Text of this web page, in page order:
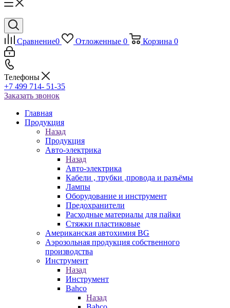
Сравнение0 Отложенные 0 Корзина 0
Телефоны
+7 499 714- 51-35
Заказать звонок
Главная
Продукция
Назад
Продукция
Авто-электрика
Назад
Авто-электрика
Кабели , трубки ,провода и разъёмы
Лампы
Оборудование и инструмент
Предохранители
Расходные материалы для пайки
Стяжки пластиковые
Американская автохимия BG
Аэрозольная продукция собственного
производства
Инструмент
Назад
Инструмент
Bahco
Назад